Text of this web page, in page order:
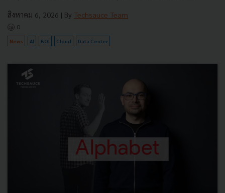
สิงหาคม 6, 2026 | By Techsauce Team
0
News AI BOI Cloud Data Center